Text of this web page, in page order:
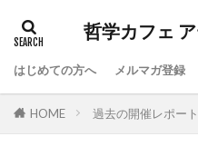
哲学カフェ
はじめての方へ メルマガ登録
HOME 過去の開催レポート